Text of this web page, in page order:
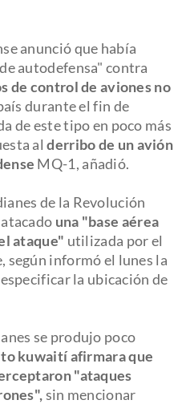
anunció que había
autodefensa" contra
de control de aviones no
durante el fin de
de este tipo en poco más
alderribo de un avión
MQ-1, añadió.
de la Revolución
una "base aérea
ataque" utilizada por el
según informó el lunes la
la ubicación de
se produjo poco
kuwaití afirmara que
"ataques
sin mencionar